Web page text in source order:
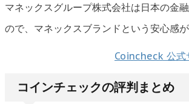
マネックスグループ株式会社は日本の金
ので、マネックスブランドという安心感が
Coincheck 公式
コインチェックの評判まとめ